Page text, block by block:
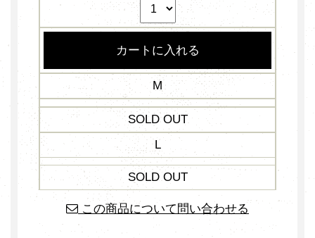
M
SOLD OUT
L
SOLD OUT
この商品について問い合わせる